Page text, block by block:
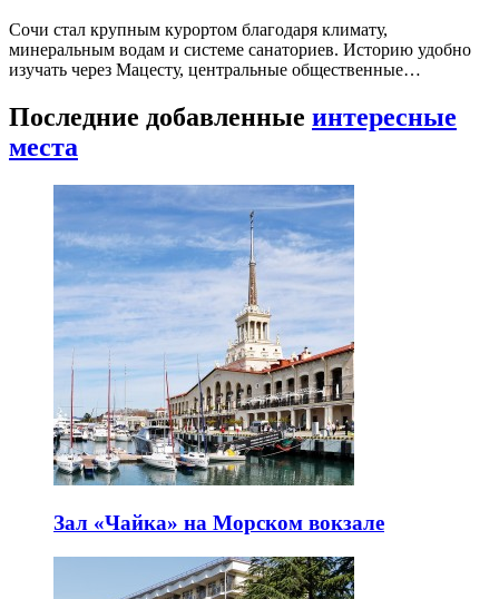
Сочи стал крупным курортом благодаря климату,
минеральным водам и системе санаториев. Историю удобно
изучать через Мацесту, центральные общественные…
Последние добавленные интересные
места
Зал «Чайка» на Морском вокзале